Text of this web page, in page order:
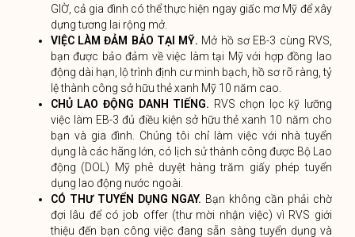
GIỜ, cả gia đình có thể thực hiện ngay giấc mơ Mỹ để xây
dựng tương lai rộng mở.
VIỆC LÀM ĐẢM BẢO TẠI MỸ. Mở hồ sơ EB-3 cùng RVS,
bạn được bảo đảm về việc làm tại Mỹ với hợp đồng lao
động dài hạn, lộ trình định cư minh bạch, hồ sơ rõ ràng, tỷ
lệ thành công sở hữu thẻ xanh Mỹ 10 năm cao.
CHỦ LAO ĐỘNG DANH TIẾNG. RVS chọn lọc kỹ lưỡng
việc làm EB-3 đủ điều kiện sở hữu thẻ xanh 10 năm cho
bạn và gia đình. Chúng tôi chỉ làm việc với nhà tuyển
dụng là các hãng lớn, có lịch sử thành công được Bộ Lao
động (DOL) Mỹ phê duyệt hàng trăm giấy phép tuyển
dụng lao động nước ngoài.
CÓ THƯ TUYỂN DỤNG NGAY. Bạn không cần phải chờ
đợi lâu để có job offer (thư mời nhận việc) vì RVS giới
thiệu đến bạn công việc đang sẵn sàng tuyển dụng và